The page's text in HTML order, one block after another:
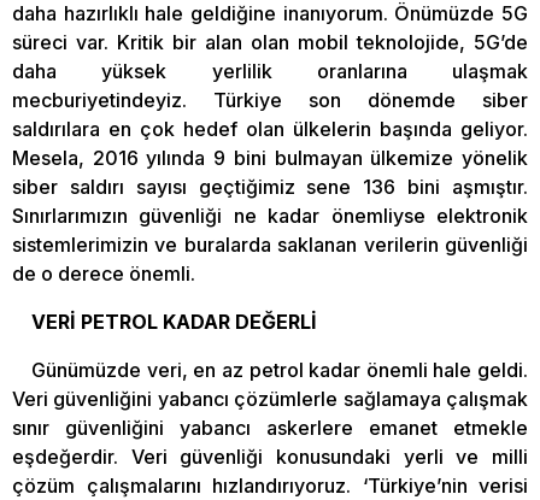
daha hazırlıklı hale geldiğine inanıyorum. Önümüzde 5G
süreci var. Kritik bir alan olan mobil teknolojide, 5G’de
daha yüksek yerlilik oranlarına ulaşmak
mecburiyetindeyiz. Türkiye son dönemde siber
saldırılara en çok hedef olan ülkelerin başında geliyor.
Mesela, 2016 yılında 9 bini bulmayan ülkemize yönelik
siber saldırı sayısı geçtiğimiz sene 136 bini aşmıştır.
Sınırlarımızın güvenliği ne kadar önemliyse elektronik
sistemlerimizin ve buralarda saklanan verilerin güvenliği
de o derece önemli.
VERİ PETROL KADAR DEĞERLİ
Günümüzde veri, en az petrol kadar önemli hale geldi.
Veri güvenliğini yabancı çözümlerle sağlamaya çalışmak
sınır güvenliğini yabancı askerlere emanet etmekle
eşdeğerdir. Veri güvenliği konusundaki yerli ve milli
çözüm çalışmalarını hızlandırıyoruz. ‘Türkiye’nin verisi